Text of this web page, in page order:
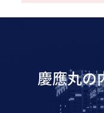
慶應丸の